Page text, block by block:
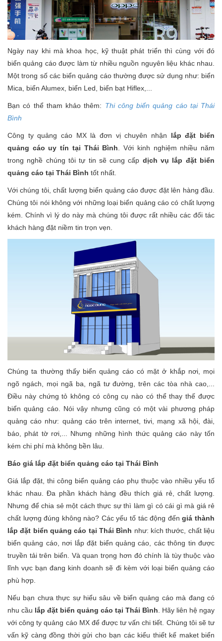
Ngày nay khi mà khoa học, kỹ thuật phát triển thì cùng với đó
biển quảng cáo được làm từ nhiều nguồn nguyên liệu khác nhau.
Một trong số các biển quảng cáo thường được sử dụng như: biển
Mica, biển Alumex, biển Led, biển bạt Hiflex,...
Bạn có thể tham khảo thêm: Thi công biển quảng cáo tại Thái
Bình
Công ty quảng cáo MX là đơn vị chuyên nhận lắp đặt biển
quảng cáo uy tín tại Thái Bình . Với kinh nghiệm nhiều năm
trong nghề chúng tôi tự tin sẽ cung cấp dịch vụ lắp đặt biển
quảng cáo tại Thái Bình tốt nhất.
Với chúng tôi, chất lượng biển quảng cáo được đặt lên hàng đầu.
Chúng tôi nói không với những loại biển quảng cáo có chất lượng
kém. Chính vì lý do này mà chúng tôi được rất nhiều các đối tác
khách hàng đặt niềm tin trọn vẹn.
Chúng ta thường thấy biển quảng cáo có mặt ở khắp nơi, mọi
ngõ ngách, mọi ngã ba, ngã tư đường, trên các tòa nhà cao,...
Điều này chứng tỏ không có công cụ nào có thể thay thế được
biển quảng cáo. Nói vậy nhưng cũng có một vài phương pháp
quảng cáo như: quảng cáo trên internet, tivi, mạng xã hội, đài,
báo, phát tờ rơi,... Nhưng những hình thức quảng cáo này tốn
kém chi phí mà không bền lâu.
Báo giá lắp đặt biển quảng cáo tại Thái Bình
Giá lắp đặt, thi công biển quảng cáo phụ thuộc vào nhiều yếu tố
khác nhau. Đa phần khách hàng đều thích giá rẻ, chất lượng.
Nhưng để chia sẻ một cách thực sự thì làm gì có cái gì mà giá rẻ
chất lượng đúng không nào? Các yếu tố tác động đếngiá thành
lắp đặt biển quảng cáo tại Thái Bình như: kích thước, chất liệu
biển quảng cáo, nơi lắp đặt biển quảng cáo, các thông tin được
truyền tải trên biển. Và quan trọng hơn đó chính là tùy thuộc vào
lĩnh vực bạn đang kinh doanh sẽ đi kèm với loại biển quảng cáo
phù hợp.
Nếu bạn chưa thực sự hiểu sâu về biển quảng cáo mà đang có
nhu cầu lắp đặt biển quảng cáo tại Thái Bình . Hãy liên hệ ngay
với công ty quảng cáo MX để được tư vấn chi tiết. Chúng tôi sẽ tư
vấn kỹ càng đồng thời gửi cho bạn các kiểu thiết kế maket biển